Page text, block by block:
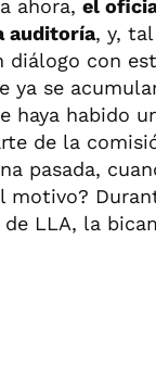
ahora, el
auditoría, y,
diálogo con
ya se
haya habido
de la
pasada,
motivo?
LLA, la